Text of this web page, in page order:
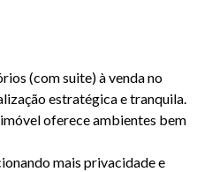
(com suite) à venda no
estratégica e tranquila.
oferece ambientes bem
mais privacidade e